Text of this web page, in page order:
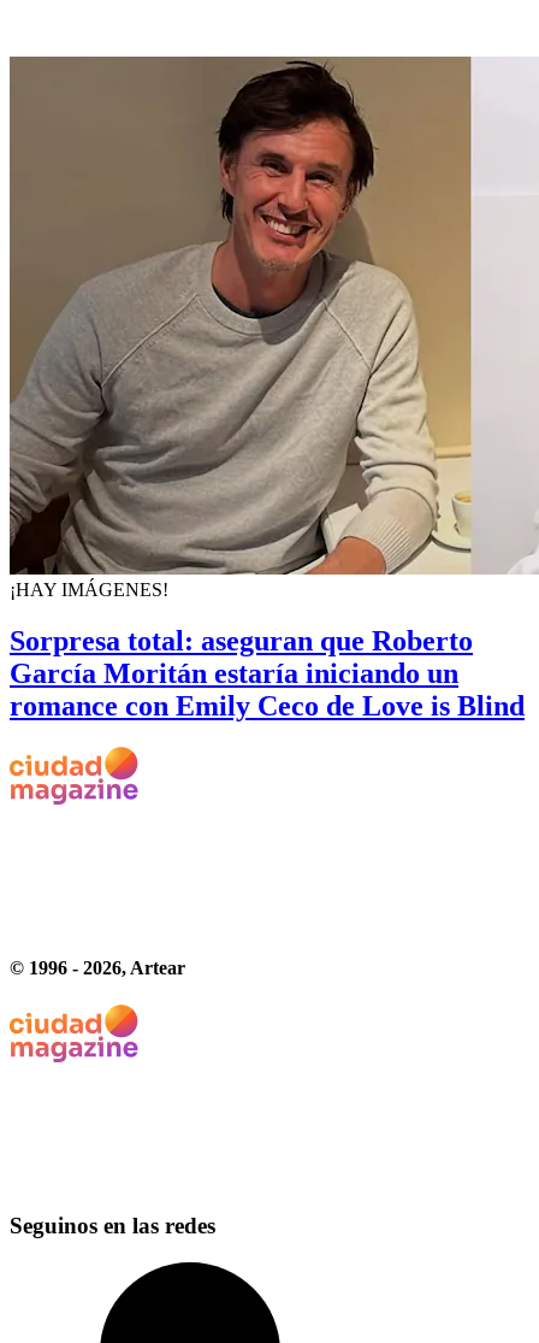
¡HAY IMÁGENES!
Sorpresa total: aseguran que Roberto
García Moritán estaría iniciando un
romance con Emily Ceco de Love is Blind
© 1996 - 2026, Artear
Seguinos en las redes